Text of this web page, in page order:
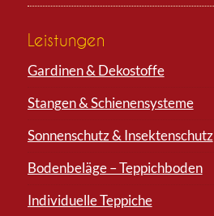
Leistungen
Gardinen & Dekostoffe
Stangen & Schienensysteme
Sonnenschutz & Insektenschutz
Bodenbeläge – Teppichboden
Individuelle Teppiche